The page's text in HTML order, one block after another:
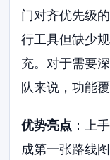
门对齐优先级
行工具但缺少
充。对于需要
队来说，功能
优势亮点 ：上
成第一张路线